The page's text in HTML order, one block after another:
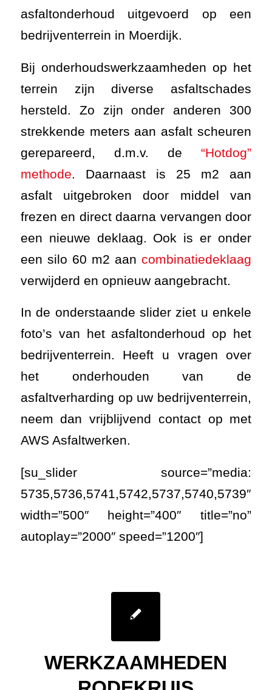
gerepareerd, d.m.v. de
methode
. Daarnaast is 25 m2 aan
frezen en direct daarna vervangen door
een nieuwe deklaag. Ook is er onder
een silo 60 m2 aancombinatiedeklaag
verwijderd en opnieuw aangebracht.
In de onderstaande slider ziet u enkele
foto’s van het asfaltonderhoud op het
bedrijventerrein. Heeft u vragen over
het onderhouden van de
asfaltverharding op uw bedrijventerrein,
neem dan vrijblijvend contact op met
[su_slider source=”media:
5735,5736,5741,5742,5737,5740,5739″
width=”500″ height=”400″ title=”no”
autoplay=”2000″ speed=”1200″]
WERKZAAMHEDEN
RODEKRUIS
AFGEROND NA
AANBRENGEN
BITUMINEUZE
SLIJTLAAG.